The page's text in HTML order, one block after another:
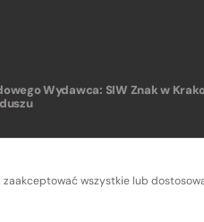
Wydawca: SIW Znak w
wszystkie lub